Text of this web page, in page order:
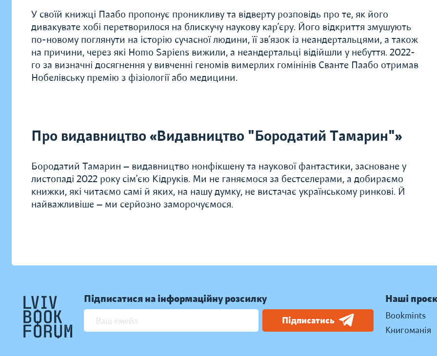
У своїй книжці Паабо пропонує проникливу та відверту розповідь про те, як його
дивакувате хобі перетворилося на блискучу наукову кар’єру. Його відкриття змушують
по-новому поглянути на історію сучасної людини, її зв’язок із неандертальцями, а також
на причини, через які Homo Sapiens вижили, а неандертальці відійшли у небуття. 2022-
го за визначні досягнення у вивченні геномів вимерлих гомінінів Сванте Паабо отримав
Нобелівську премію з фізіології або медицини.
Про видавництво «Видавництво "Бородатий Тамарин"»
Бородатий Тамарин — видавництво нонфікшену та наукової фантастики, засноване у
листопаді 2022 року сім’єю Кідруків. Ми не ганяємося за бестселерами, а добираємо
книжки, які читаємо самі й яких, на нашу думку, не вистачає українському ринкові. Й
найважливіше — ми серйозно заморочуємося.
Підписатися на інформаційну розсилку
Підписатись
Наші
Bookmints
Книгоманія